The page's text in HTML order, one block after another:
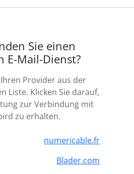
Sie einen
E-Mail-Dienst?
Provider aus der
Liste. Klicken Sie darauf,
zur Verbindung mit
zu erhalten.
numericable.fr
Blader.com